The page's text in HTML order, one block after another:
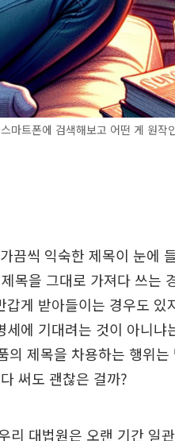
트폰에 검색해보고 어떤 게 원작
끔씩 익숙한 제목이 눈에
목을 그대로 가져다 쓰는
게 받아들이는 경우도 있
에 기대려는 것이 아니냐
제목을 차용하는 행위는
써도 괜찮은 걸까?
대법원은 오랜 기간 일